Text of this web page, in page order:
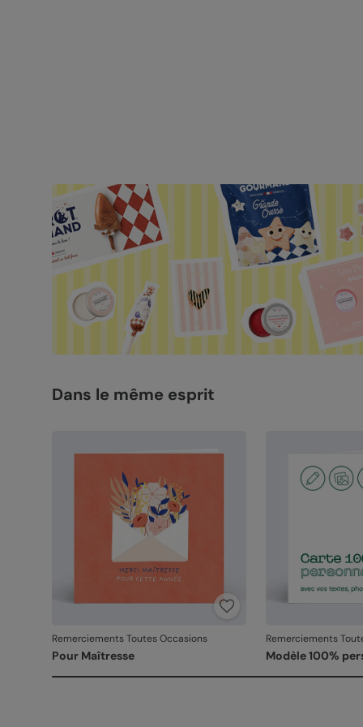
Dans le même esprit
Remerciements Toutes Occasions
Pour Maîtresse
Remerciements
Modèle 100%